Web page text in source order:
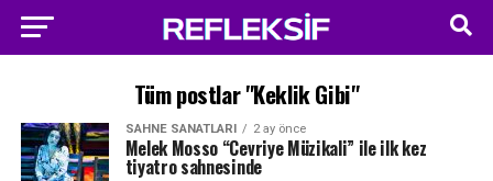
Tüm postlar "Keklik Gibi"
SAHNE SANATLARI 2 ay önce
Melek Mosso “Cevriye Müzikali” ile ilk kez
tiyatro sahnesinde